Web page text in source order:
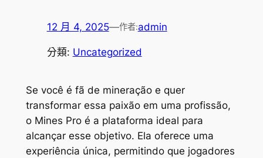
12 月 4, 2025—作者:admin
分類: Uncategorized
Se você é fã de mineração e quer
transformar essa paixão em uma profissão,
o Mines Pro é a plataforma ideal para
alcançar esse objetivo. Ela oferece uma
experiência única, permitindo que jogadores